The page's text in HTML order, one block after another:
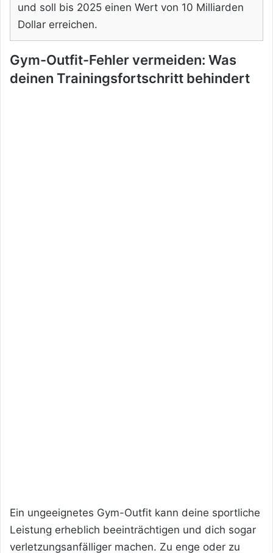
und soll bis 2025 einen Wert von 10 Milliarden
Dollar erreichen.
Gym-Outfit-Fehler vermeiden: Was
deinen Trainingsfortschritt behindert
Ein ungeeignetes Gym-Outfit kann deine sportliche
Leistung erheblich beeinträchtigen und dich sogar
verletzungsanfälliger machen. Zu enge oder zu